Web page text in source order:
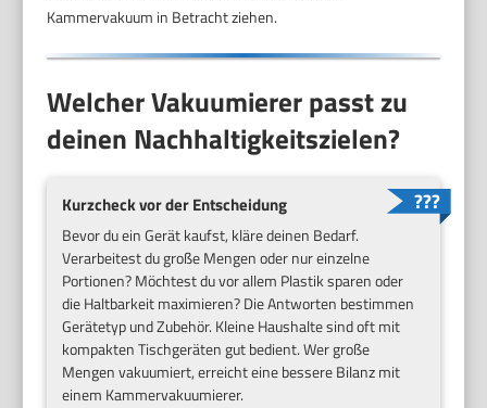
Kammervakuum in Betracht ziehen.
Welcher Vakuumierer passt zu
deinen Nachhaltigkeitszielen?
Kurzcheck vor der Entscheidung
Bevor du ein Gerät kaufst, kläre deinen Bedarf.
Verarbeitest du große Mengen oder nur einzelne
Portionen? Möchtest du vor allem Plastik sparen oder
die Haltbarkeit maximieren? Die Antworten bestimmen
Gerätetyp und Zubehör. Kleine Haushalte sind oft mit
kompakten Tischgeräten gut bedient. Wer große
Mengen vakuumiert, erreicht eine bessere Bilanz mit
einem Kammervakuumierer.